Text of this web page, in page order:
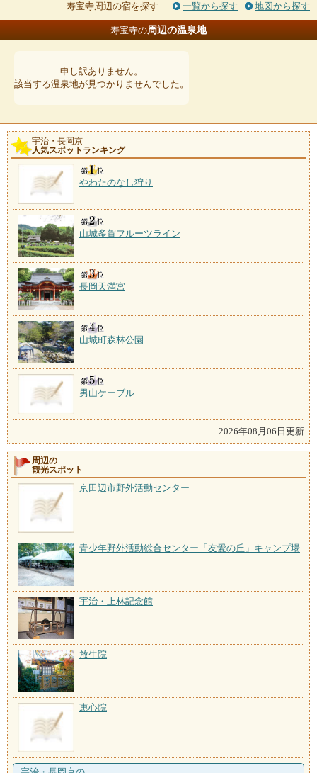
寿宝寺周辺の宿を探す 一覧から探す 地図から探す
寿宝寺の周辺の温泉地
申し訳ありません。
該当する温泉地が見つかりませんでした。
宇治・長岡京
人気スポットランキング
やわたのなし狩り
山城多賀フルーツライン
長岡天満宮
山城町森林公園
男山ケーブル
2026年08月06日更新
周辺の
観光スポット
京田辺市野外活動センター
青少年野外活動総合センター「友愛の丘」キャンプ場
宇治・上林記念館
放生院
惠心院